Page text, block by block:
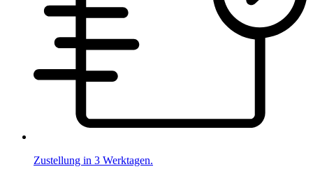
Zustellung in 3 Werktagen.